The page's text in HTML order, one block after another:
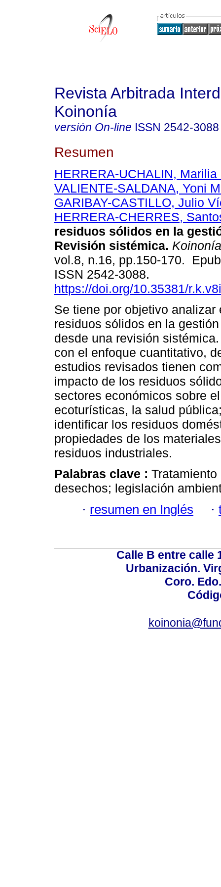
Revista Arbitrada
Koinonía
versión On-line ISSN 2542-3088
Resumen
HERRERA-UCHALIN,
VALIENTE-SALDANA, Yoni
GARIBAY-CASTILLO, Julio
HERRERA-CHERRES,
residuos sólidos en la
Revisión sistémica. Koinonía
vol.8, n.16, pp.150-170.
ISSN 2542-3088.
https://doi.org/10.35381/
Se tiene por objetivo analizar
residuos sólidos en la
desde una revisión
con el enfoque cuantitativo,
estudios revisados tienen
impacto de los residuos
sectores económicos sobre
ecoturísticas, la salud
identificar los residuos
propiedades de los
residuos industriales.
Palabras clave :
desechos; legislación
· resumen en Inglés ·
Calle B entre calle
Urbanización.
Coro.